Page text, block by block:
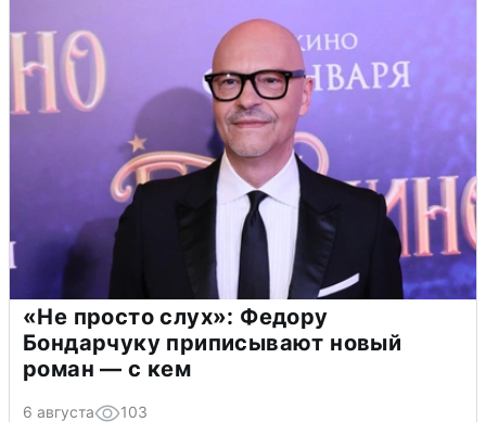
«Не просто слух»: Федору
Бондарчуку приписывают новый
роман — с кем
6 августа 103